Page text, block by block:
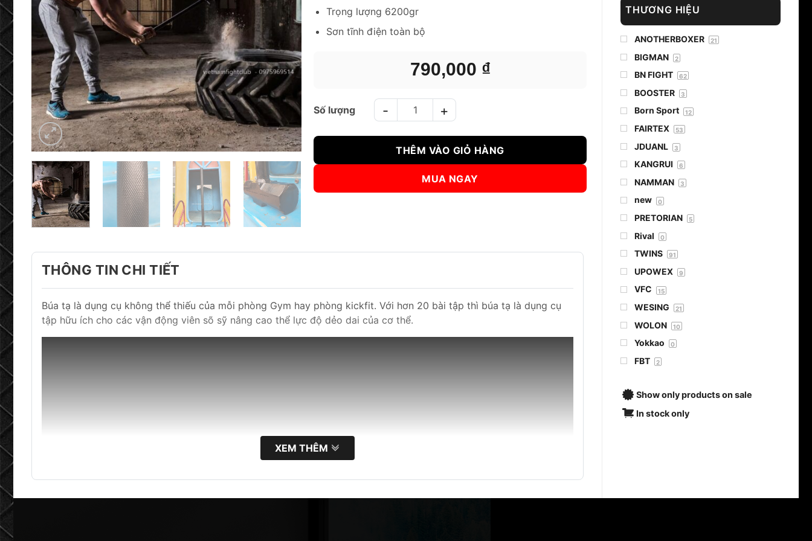
THƯƠNG HIỆU
ANOTHERBOXER 21
BIGMAN 2
BN FIGHT 62
BOOSTER 3
Born Sport 12
FAIRTEX 53
JDUANL 3
KANGRUI 6
NAMMAN 3
new 0
PRETORIAN 5
Rival 0
TWINS 91
UPOWEX 9
VFC 15
WESING 21
WOLON 10
Yokkao 0
FBT 2
Show only products on sale
In stock only
790,000 ₫
Trọng lượng 6200gr
Sơn tĩnh điện toàn bộ
BÚA TẠ TẬP THỂ LỰC GYM - KICKFIT VFC SLEDGEHAMMER số lượng
THÊM VÀO GIỎ HÀNG
MUA NGAY
THÔNG TIN CHI TIẾT
Búa tạ là dụng cụ không thể thiếu của mỗi phòng Gym hay phòng kickfit. Với hơn 20 bài tập thì búa tạ là dụng cụ
tập hữu ích cho các vận động viên sõ sỹ nâng cao thể lực độ dẻo dai của cơ thể.
XEM THÊM